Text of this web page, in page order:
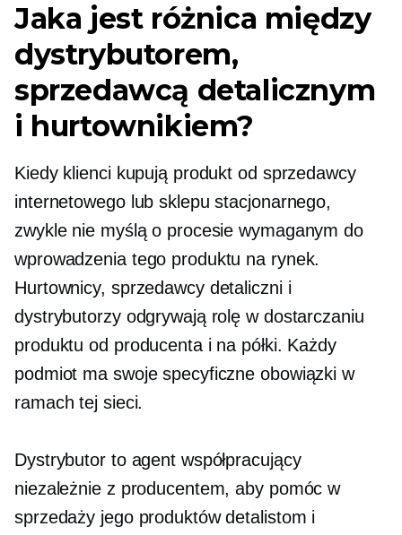
Jaka jest różnica między
dystrybutorem,
sprzedawcą detalicznym
i hurtownikiem?
Kiedy klienci kupują produkt od sprzedawcy
internetowego lub sklepu stacjonarnego,
zwykle nie myślą o procesie wymaganym do
wprowadzenia tego produktu na rynek.
Hurtownicy, sprzedawcy detaliczni i
dystrybutorzy odgrywają rolę w dostarczaniu
produktu od producenta i na półki. Każdy
podmiot ma swoje specyficzne obowiązki w
ramach tej sieci.
Dystrybutor to agent współpracujący
niezależnie z producentem, aby pomóc w
sprzedaży jego produktów detalistom i